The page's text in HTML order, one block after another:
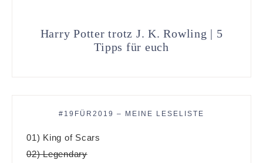
Harry Potter trotz J. K. Rowling | 5
Tipps für euch
#19FÜR2019 – MEINE LESELISTE
01) King of Scars
02) Legendary